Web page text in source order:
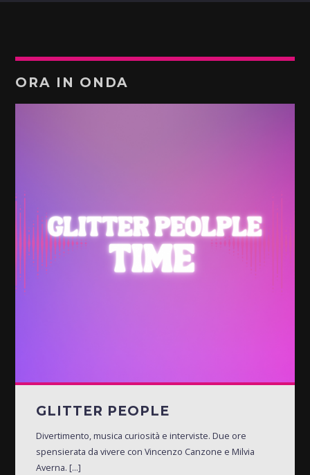
ORA IN ONDA
GLITTER PEOPLE
Divertimento, musica curiosità e interviste. Due ore
spensierata da vivere con Vincenzo Canzone e Milvia
Averna. [...]